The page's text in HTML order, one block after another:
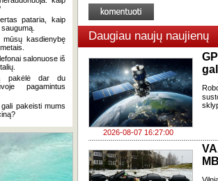
pataria, kaip
kasdienybę
salonuose iš
pakėlė dar du
pagamintus
pakeisti mums
Daugiau naujų naujienų
2026-08-07 16:27:00